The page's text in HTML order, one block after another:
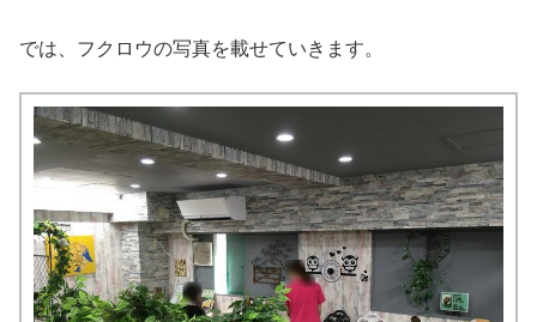
では、フクロウの写真を載せていきます。